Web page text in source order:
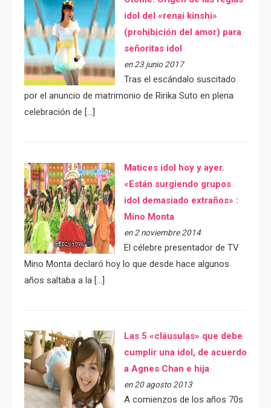
idol del «renai kinshi»
(prohibición del amor) para
señoritas idol
en 23 junio 2017
Tras el escándalo suscitado
por el anuncio de matrimonio de Ririka Suto en plena
celebración de […]
Matices idol hoy y ayer.
«Están surgiendo grupos
idol demasiado extraños» :
Mino Monta
en 2 noviembre 2014
El célebre presentador de TV
Mino Monta declaró hoy lo que desde hace algunos
años saltaba a la […]
Las 5 «cláusulas» que debe
cumplir una idol, de acuerdo
a Agnes Chan e hija
en 20 agosto 2013
A comienzos de los años 70s